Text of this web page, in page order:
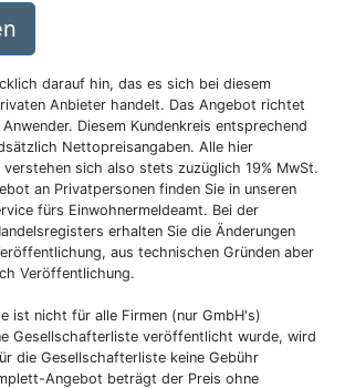
darauf hin, das es sich bei diesem
Anbieter handelt. Das Angebot richtet
Diesem Kundenkreis entsprechend
Nettopreisangaben. Alle hier
verstehen sich also stets zuzüglich 19% MwSt.
an Privatpersonen finden Sie in unseren
fürs Einwohnermeldeamt. Bei der
erhalten Sie die Änderungen
aus technischen Gründen aber
Veröffentlichung.
ist nicht für alle Firmen (nur GmbH's)
Gesellschafterliste veröffentlicht wurde, wird
die Gesellschafterliste keine Gebühr
Angebot beträgt der Preis ohne